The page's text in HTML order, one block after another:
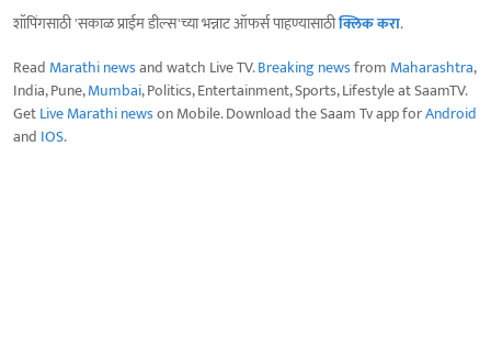
शॉपिंगसाठी 'सकाळ प्राईम डील्स'च्या भन्नाट ऑफर्स पाहण्यासाठीक्लिक करा.
Read Marathi newsand watch Live TV.Breaking newsfrom Maharashtra,
India, Pune,Mumbai, Politics, Entertainment, Sports, Lifestyle at SaamTV.
GetLive Marathi newson Mobile. Download the Saam Tv app forAndroid
and IOS.